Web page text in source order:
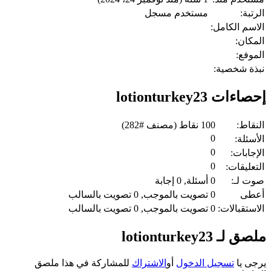
الرتبة:
مستخدم مسجل
الاسم الكامل:
المكان:
الموفع:
نبذة شخصية:
إحصاءات lotionturkey23
النقاط: 100 نقاط (مصنف #282
)
الأسئلة:
0
الإجابات:
0
التعليقات:
0
صوت لـ:
0 أسئلة, 0 إجابة
أعطى
0 تصويت بالموجب, 0 تصويت بالسالب
الاستقبالات: 0 تصويت بالموجب, 0 تصويت بالسالب
ملصق لـ lotionturkey23
يرجى يا تسجيل الدخول أو الاشتراك للمشاركة في هذا ملصق